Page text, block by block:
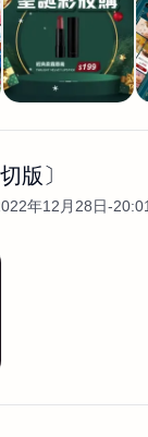
版〕
年12月28日-